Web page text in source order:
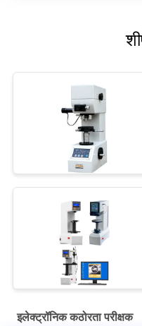
इलेक्ट्रॉनिक कठोरता परीक्षक